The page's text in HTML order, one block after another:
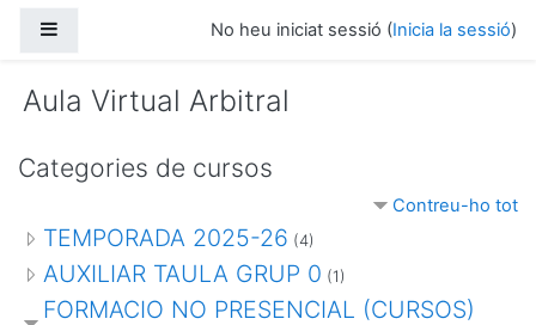
No heu iniciat sessió (Inicia la sessió)
Aula Virtual Arbitral
Categories de cursos
Contreu-ho tot
TEMPORADA 2025-26 (4)
AUXILIAR TAULA GRUP 0 (1)
FORMACIO NO PRESENCIAL (CURSOS)